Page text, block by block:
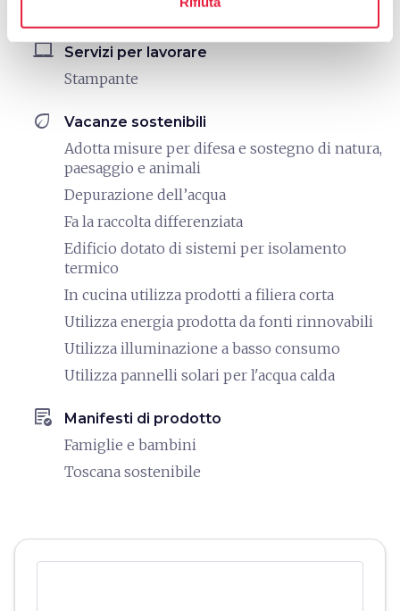
laptop_mac Servizi per lavorare
Stampante
eco Vacanze sostenibili
Adotta misure per difesa e sostegno di natura,
paesaggio e animali
Depurazione dell’acqua
Fa la raccolta differenziata
Edificio dotato di sistemi per isolamento
termico
In cucina utilizza prodotti a filiera corta
Utilizza energia prodotta da fonti rinnovabili
Utilizza illuminazione a basso consumo
Utilizza pannelli solari per l'acqua calda
order_approve Manifesti di prodotto
Famiglie e bambini
Toscana sostenibile